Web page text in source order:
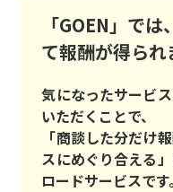
「GOEN」で
て報酬が得られ
気になったサービ
いただくことで、
「商談した分だけ
スにめぐり合える
ロードサービスです。